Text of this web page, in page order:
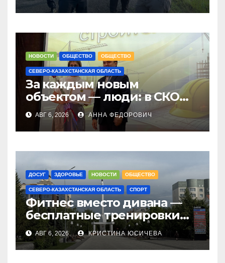
в городе Тайынше
НОВОСТИ ОБЩЕСТВО ОБЩЕСТВО
СЕВЕРО-КАЗАХСТАНСКАЯ ОБЛАСТЬ
За каждым новым
объектом — люди: в СКО
чествовали строителей
АВГ 6, 2026 АННА ФЕДОРОВИЧ
ДОСУГ ЗДОРОВЬЕ НОВОСТИ ОБЩЕСТВО
СЕВЕРО-КАЗАХСТАНСКАЯ ОБЛАСТЬ СПОРТ
Фитнес вместо дивана —
бесплатные тренировки
запускают в
Петропавловске
АВГ 6, 2026 КРИСТИНА ЮСИЧЕВА